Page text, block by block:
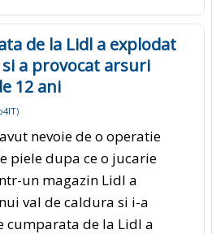
de la Lidl a explodat
a provocat arsuri
12 ani
)
nevoie de o operatie
piele dupa ce o jucarie
un magazin Lidl a
val de caldura si i-a
de la Lidl a